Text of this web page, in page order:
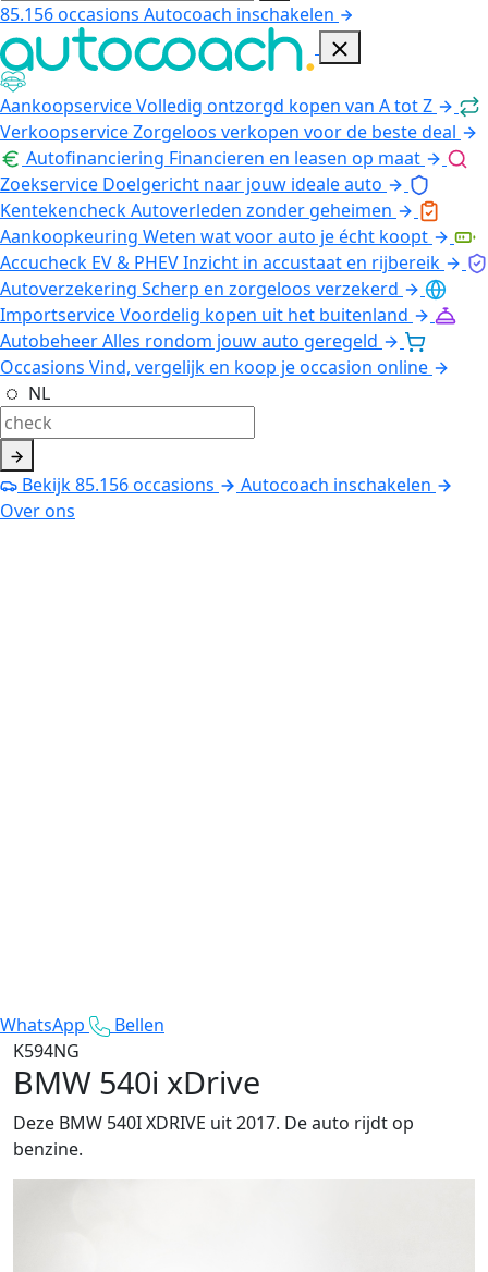
85.156occasions Autocoach inschakelen
AankoopserviceVolledig ontzorgd kopen van A tot Z
VerkoopserviceZorgeloos verkopen voor de beste deal
Autofinanciering Financieren en leasen op maat
Zoekservice Doelgericht naar jouw ideale auto
KentekencheckAutoverleden zonder geheimen
Aankoopkeuring Weten wat voor auto je écht koopt
Accucheck EV & PHEVInzicht in accustaat en rijbereik
Autoverzekering Scherp en zorgeloos verzekerd
ImportserviceVoordelig kopen uit het buitenland
AutobeheerAlles rondom jouw auto geregeld
Occasions Vind, vergelijk en koop je occasion online
NL
Bekijk85.156occasions
Autocoach inschakelen
Over ons
WhatsApp
Bellen
K594NG
BMW 540i xDrive
Deze BMW 540I XDRIVE uit 2017. De auto rijdt op
benzine.